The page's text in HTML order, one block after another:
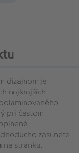
dizajnom je
najkrajších
pri častom
zasunete
na stránku.